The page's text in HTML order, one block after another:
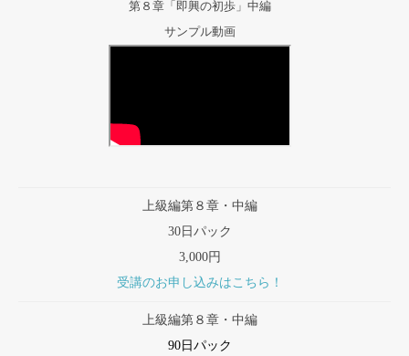
第８章「即興の初歩」中編
サンプル動画
上級編第８章・中編
30日パック
3,000円
受講のお申し込みはこちら！
上級編第８章・中編
90日パック